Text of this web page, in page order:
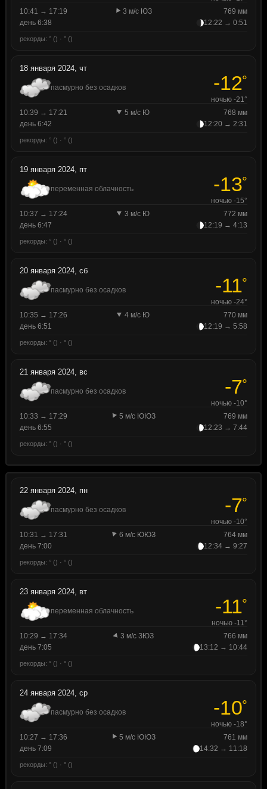
10:41 → 17:19
3 м/с ЮЗ
769 мм
день 6:38
12:22 → 0:51
рекорды: ° () · ° ()
18 января 2024, чт
пасмурно без осадков -12°
ночью -21°
10:39 → 17:21
5 м/с Ю
768 мм
день 6:42
12:20 → 2:31
рекорды: ° () · ° ()
19 января 2024, пт
переменная облачность -13°
ночью -15°
10:37 → 17:24
3 м/с Ю
772 мм
день 6:47
12:19 → 4:13
рекорды: ° () · ° ()
20 января 2024, сб
пасмурно без осадков -11°
ночью -24°
10:35 → 17:26
4 м/с Ю
770 мм
день 6:51
12:19 → 5:58
рекорды: ° () · ° ()
21 января 2024, вс
пасмурно без осадков -7°
ночью -10°
10:33 → 17:29
5 м/с ЮЮЗ
769 мм
день 6:55
12:23 → 7:44
рекорды: ° () · ° ()
22 января 2024, пн
пасмурно без осадков -7°
ночью -10°
10:31 → 17:31
6 м/с ЮЮЗ
764 мм
день 7:00
12:34 → 9:27
рекорды: ° () · ° ()
23 января 2024, вт
переменная облачность -11°
ночью -11°
10:29 → 17:34
3 м/с ЗЮЗ
766 мм
день 7:05
13:12 → 10:44
рекорды: ° () · ° ()
24 января 2024, ср
пасмурно без осадков -10°
ночью -18°
10:27 → 17:36
5 м/с ЮЮЗ
761 мм
день 7:09
14:32 → 11:18
рекорды: ° () · ° ()